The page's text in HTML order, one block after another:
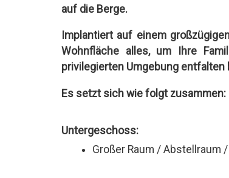
auf die Berge.
Implantiert auf einem
Wohnfläche alles, um Ihre
privilegierten Umgebung entfalten
Es setzt sich wie folgt zusammen:
Untergeschoss:
Großer Raum / Abstellraum